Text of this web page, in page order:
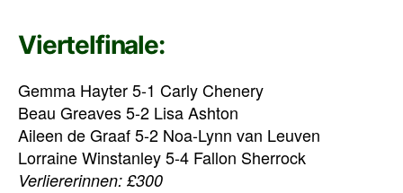
Viertelfinale:
Gemma Hayter 5-1 Carly Chenery
Beau Greaves 5-2 Lisa Ashton
Aileen de Graaf 5-2 Noa-Lynn van Leuven
Lorraine Winstanley 5-4 Fallon Sherrock
Verliererinnen: £300